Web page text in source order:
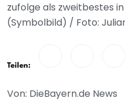
zufolge als zweitbestes
(Symbolbild) / Foto:
Teilen:
Von: DieBayern.de News